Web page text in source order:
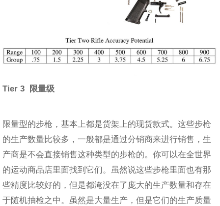
Tier 3 限量级
限量型的步枪，基本上都是货架上的现货款式。这些步枪
的生产数量比较多，一般都是通过分销商来进行销售，生
产商是不会直接销售这种类型的步枪的。你可以在全世界
的运动商品店里面找到它们。虽然说这些步枪里面也有那
些精度比较好的，但是都淹没在了庞大的生产数量和存在
于随机抽检之中。虽然是大量生产，但是它们的生产质量